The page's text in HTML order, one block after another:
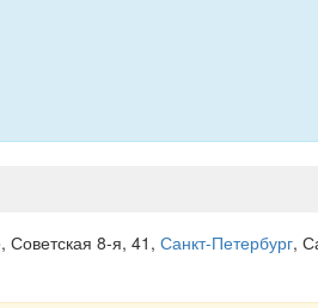
Советская 8-я, 41, Санкт-Петербург,